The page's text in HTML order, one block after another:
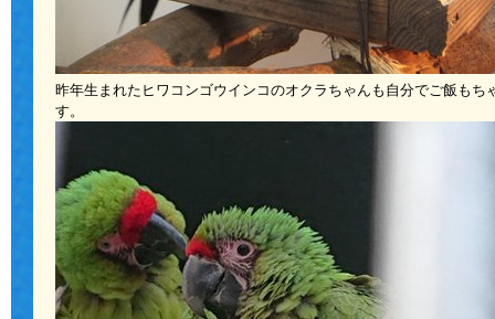
昨年生まれたヒワコンゴウインコのオクラちゃんも自分でご飯もち
す。